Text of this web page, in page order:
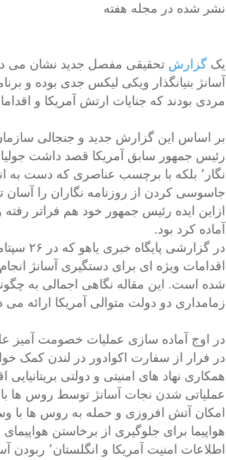
نشر شده در مجله هفته
یک گزارش تحقیقی مفصل جدید نشان می
آسانژ بنیانگذار ویکی لیکس جدی بوده و
مردی بودند که جنایات ارتش آمریکا و
بر اساس این گزارش جدید و جنجالی
رئیس جمهور سابق آمریکا قصد داشت جولیان
نگار٬ بلکه با برچسب عناصری که دست
جاسوسی کردن از روزنامه نگاران را آسان
ازاین ایده رئیس جمهور خود هم فراتر
آماده کرد بود.
شده است. این مقاله نگاهی اجمالی به
زمامداری دو دولت متوالی آمریکا ارائه می
در فرار از سفارت اکوادور در لندن کمک
همکاری نهاد های امنیتی و دولتی
عملیاتی شدن نجات آسانژ توسط روس‌ ها با
امکان آتش افروزی و حمله به روس ها با
هواپیما برای جلوگیری از برخاستن
اطلاعات امنیت آمریکا و انگلستان٬ ربودن آسانژ در ماه آخر سال یا تعطیلات کریسمس قابل پیش بینی بود.